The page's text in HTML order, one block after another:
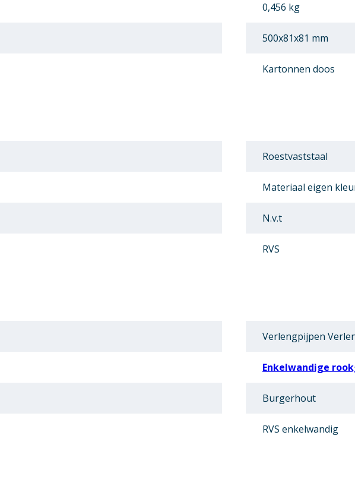
0,456 kg
500x81x81 mm
Kartonnen doos
Roestvaststaal
Materiaal eigen
N.v.t
RVS
Verlengpijpen
Enkelwandige
Burgerhout
RVS enkelwandig